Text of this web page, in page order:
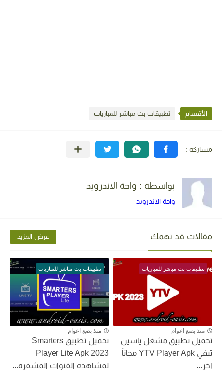
الأقسام تطبيقات بث مباشر للمباريات
بواسطة : واحة الاندرويد
واحة الاندرويد
مقالات قد تهمك عرض المزيد
تطبيقات بث مباشر للمباريات
منذ بضع اعوام
تحميل تطبيق مشغل ياسين
تيفي YTV Player Apk مجاناً
اخر...
تطبيقات بث مباشر للمباريات
منذ بضع اعوام
تحميل تطبيق Smarters
Player Lite Apk 2023
لمشاهده القنوات المشفره...